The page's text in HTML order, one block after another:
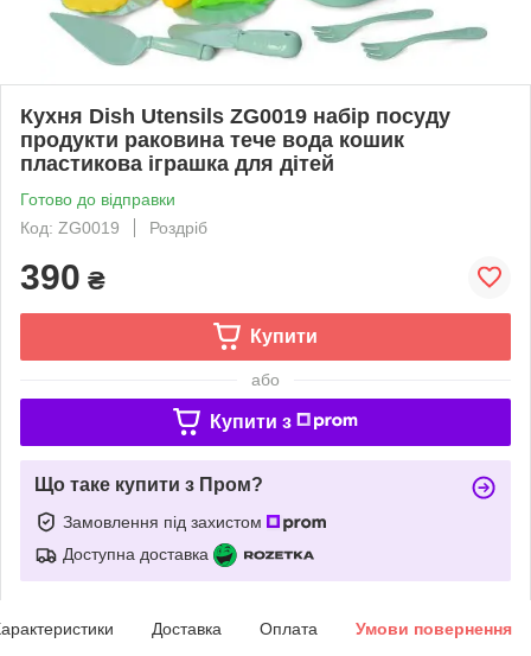
Кухня Dish Utensils ZG0019 набір посуду
продукти раковина тече вода кошик
пластикова іграшка для дітей
Готово до відправки
Код: ZG0019
Роздріб
390 ₴
Купити
або
Купити з
Що таке купити з Пром?
Замовлення під захистом
Доступна доставка
Доставка Оплата Умови повернення